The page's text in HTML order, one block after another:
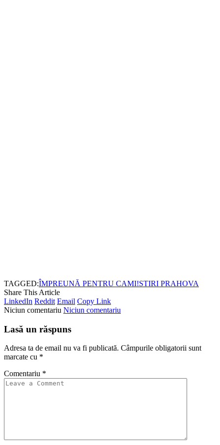
TAGGED:ÎMPREUNĂ PENTRU CAMI!STIRI PRAHOVA
Share This Article
LinkedIn Reddit Email Copy Link
Niciun comentariu Niciun comentariu
Lasă un răspuns
Adresa ta de email nu va fi publicată. Câmpurile obligatorii sunt
marcate cu *
Comentariu *